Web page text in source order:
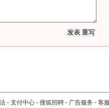
- 支付中心 - 搜狐招聘 - 广告服务 - 客